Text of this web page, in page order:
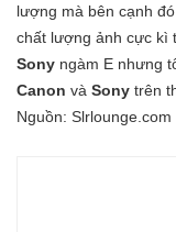
lượng mà bên cạnh
chất lượng ảnh cực kì
Sony ngàm E nhưng
Canon và Sony trên
Nguồn: Slrlounge.com